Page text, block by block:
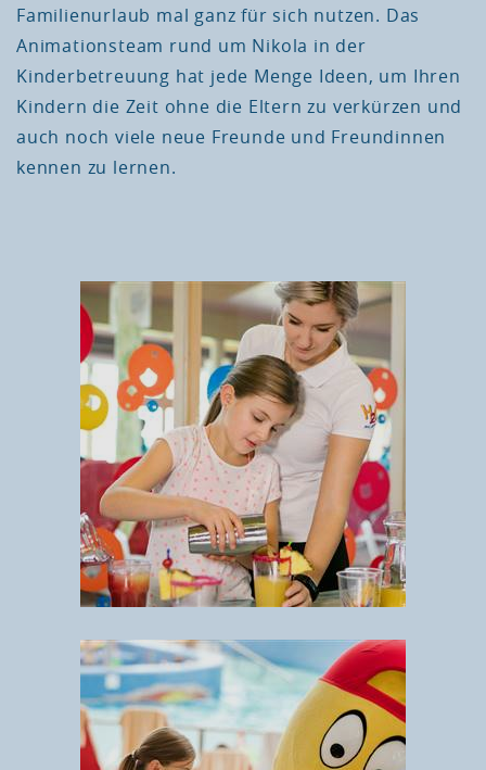
Familienurlaub mal ganz für sich nutzen. Das
Animationsteam rund um Nikola in der
Kinderbetreuung hat jede Menge Ideen, um Ihren
Kindern die Zeit ohne die Eltern zu verkürzen und
auch noch viele neue Freunde und Freundinnen
kennen zu lernen.